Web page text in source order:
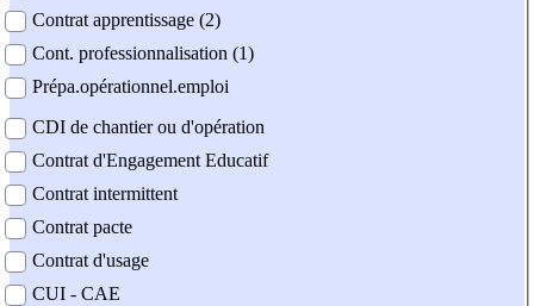
Contrat apprentissage (2)
Cont. professionnalisation (1)
Prépa.opérationnel.emploi
CDI de chantier ou d'opération
Contrat d'Engagement Educatif
Contrat intermittent
Contrat pacte
Contrat d'usage
CUI - CAE